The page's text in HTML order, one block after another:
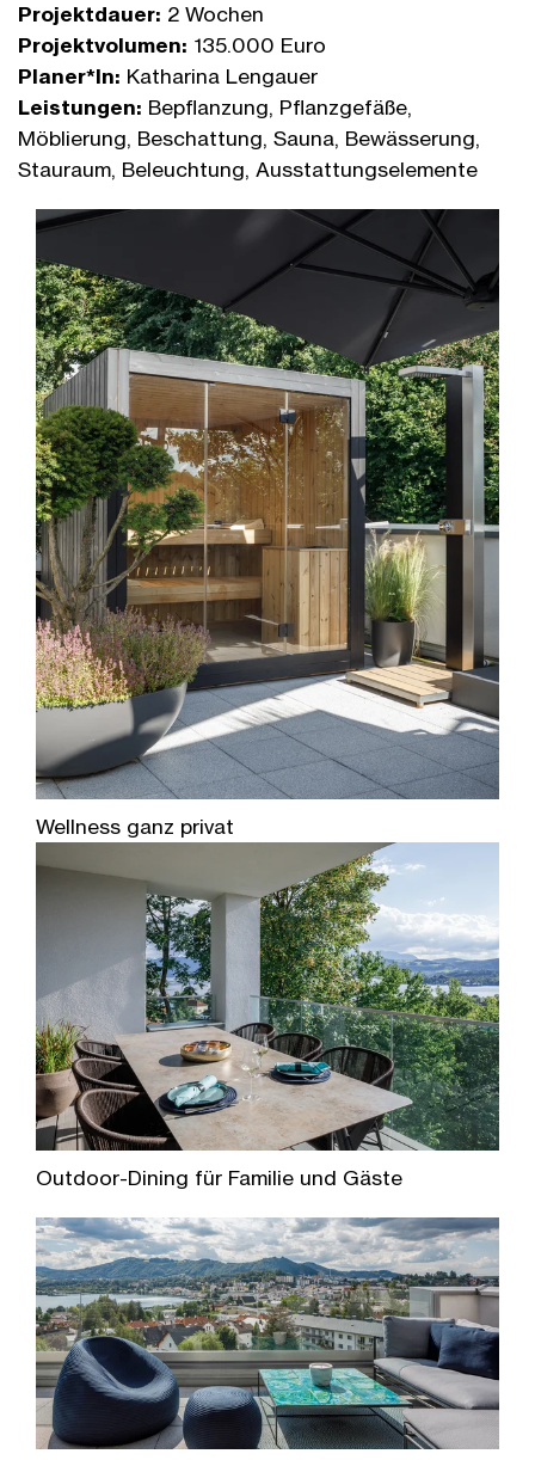
Projektdauer: 2 Wochen
Projektvolumen: 135.000 Euro
Planer*In: Katharina Lengauer
Leistungen: Bepflanzung, Pflanzgefäße,
Möblierung, Beschattung, Sauna, Bewässerung,
Stauraum, Beleuchtung, Ausstattungselemente
Wellness ganz privat
Outdoor-Dining für Familie und Gäste